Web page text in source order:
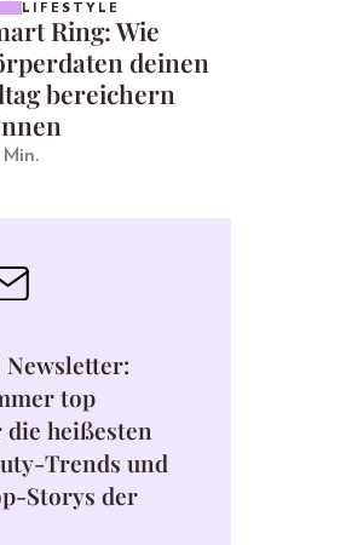
LIFESTYLE
Ring: Wie
deinen
bereichern
Min.
Newsletter:
top
heißesten
Trends und
Storys der